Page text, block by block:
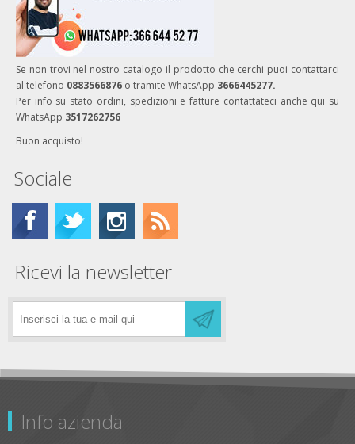
Se non trovi nel nostro catalogo il prodotto che cerchi puoi contattarci
al telefono 0883566876 o tramite WhatsApp 3666445277.
Per info su stato ordini, spedizioni e fatture contattateci anche qui su
WhatsApp 3517262756
Buon acquisto!
Sociale
Ricevi la newsletter
Info azienda